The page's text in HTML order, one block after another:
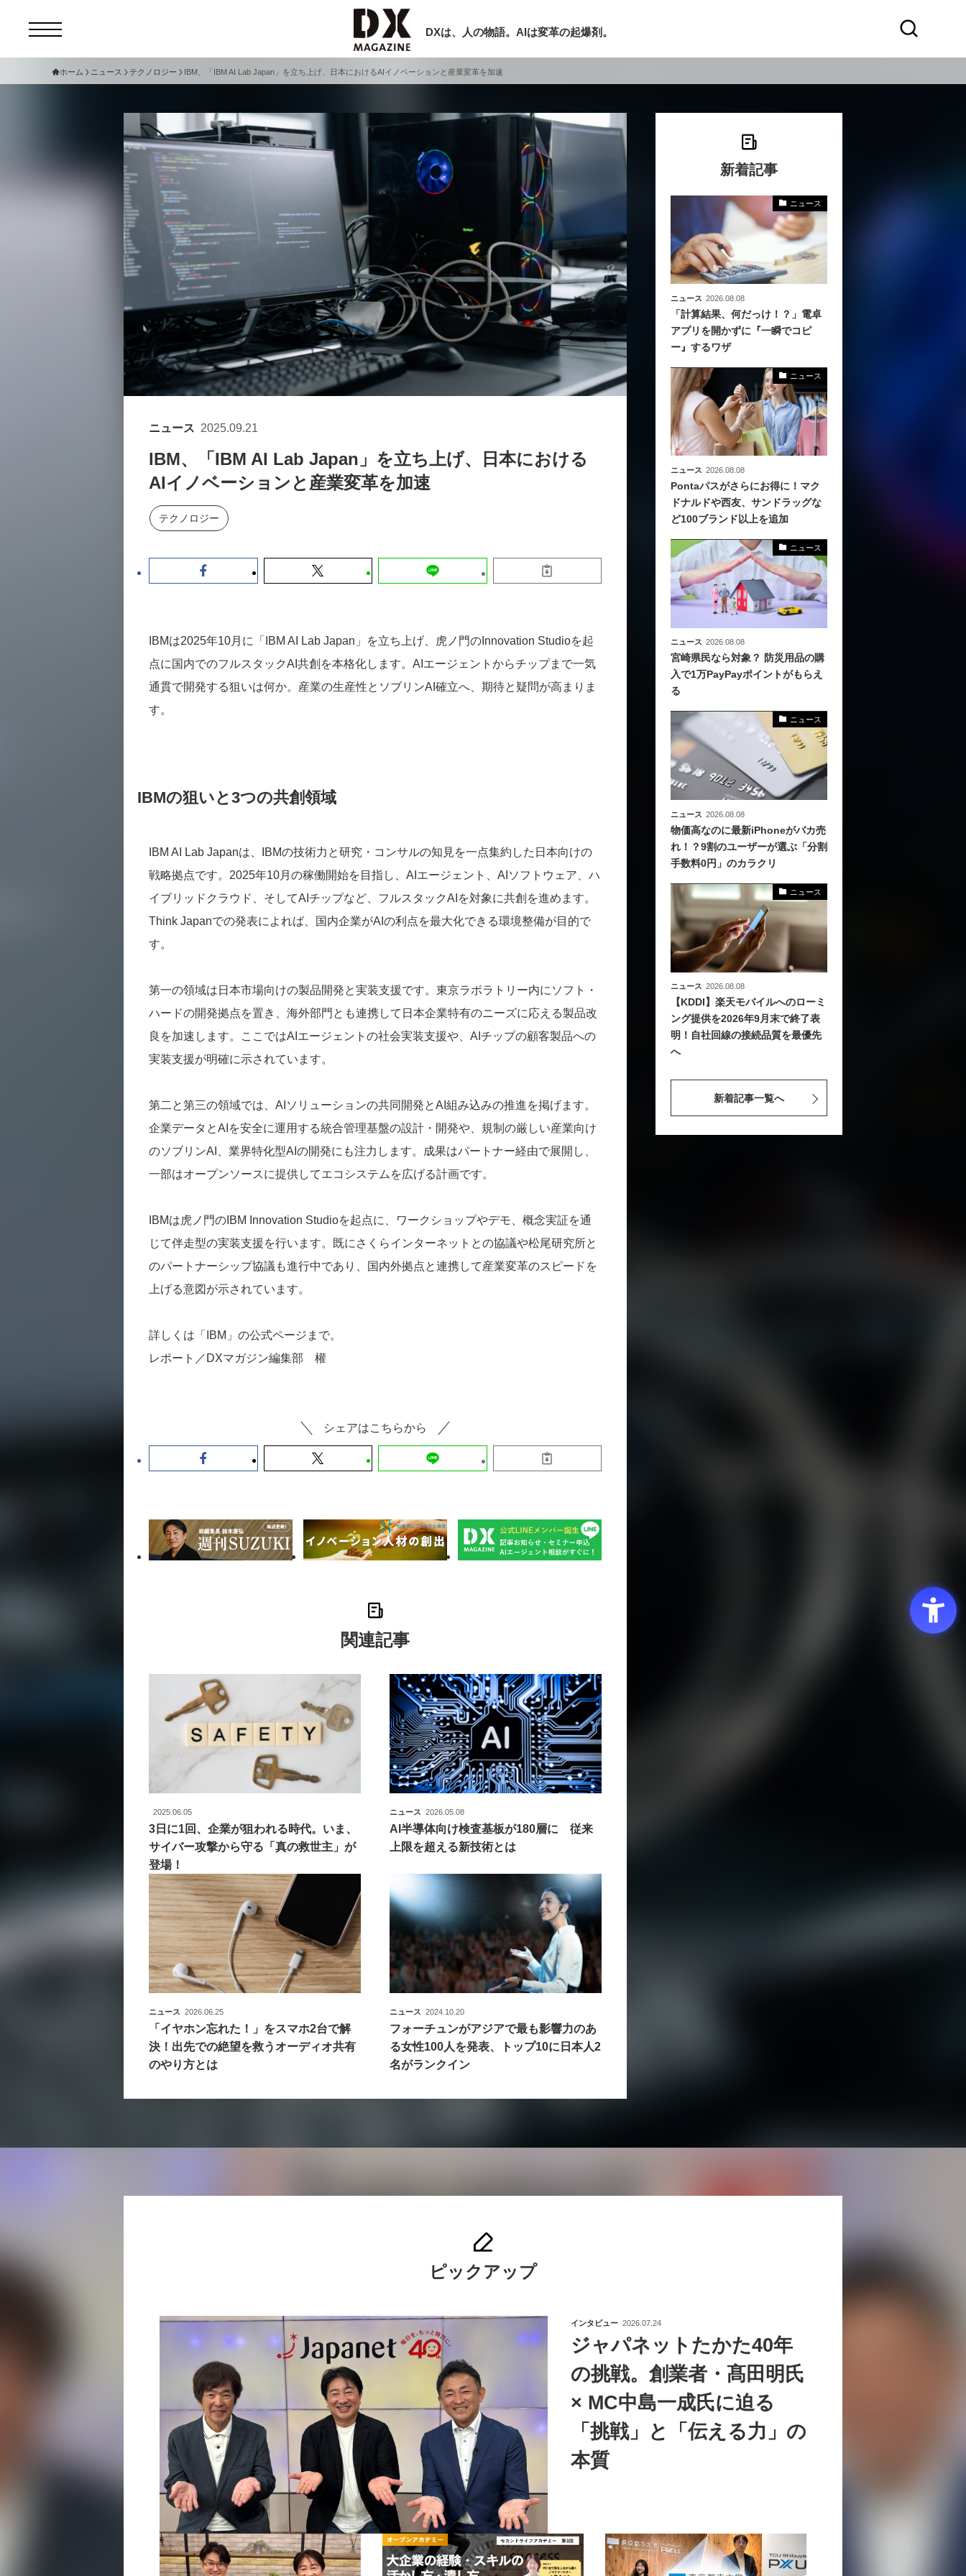
DXは、人の物語。AIは変革の起爆剤。
セミナー ニュース
サービスメニュー 日本オムニチャネル協会
動画
サイトマップ
お問い合わせ
個人情報保護法について
運営会社
採用情報
現在開催予定のセミナー
セミナー
【8/12開催】「イノベーションを数値化
する」～投資される事業の基準と、終活
DX「SouSou」に学ぶ資金調達・巻き込
みのリアル～
2026-06-10
セミナー
【9/30開催】AIで何でもできる時代に、
なぜ「DX人財」というキャリアが求めら
ホーム ニュース テクノロジー IBM、「IBM AI Lab Japan」を立ち上げ、日本におけるAIイノベーションと産業変革を加速
ニュース 2025.09.21
IBM、「IBM AI Lab Japan」を立ち上げ、日本における
AIイノベーションと産業変革を加速
テクノロジー
IBMは2025年10月に「IBM AI Lab Japan」を立ち上げ、虎ノ門のInnovation Studioを起
点に国内でのフルスタックAI共創を本格化します。AIエージェントからチップまで一気
通貫で開発する狙いは何か。産業の生産性とソブリンAI確立へ、期待と疑問が高まりま
す。
IBMの狙いと3つの共創領域
IBM AI Lab Japanは、IBMの技術力と研究・コンサルの知見を一点集約した日本向けの
戦略拠点です。2025年10月の稼働開始を目指し、AIエージェント、AIソフトウェア、ハ
イブリッドクラウド、そしてAIチップなど、フルスタックAIを対象に共創を進めます。
Think Japanでの発表によれば、国内企業がAIの利点を最大化できる環境整備が目的で
す。
第一の領域は日本市場向けの製品開発と実装支援です。東京ラボラトリー内にソフト・
ハードの開発拠点を置き、海外部門とも連携して日本企業特有のニーズに応える製品改
良を加速します。ここではAIエージェントの社会実装支援や、AIチップの顧客製品への
実装支援が明確に示されています。
第二と第三の領域では、AIソリューションの共同開発とAI組み込みの推進を掲げます。
企業データとAIを安全に運用する統合管理基盤の設計・開発や、規制の厳しい産業向け
のソブリンAI、業界特化型AIの開発にも注力します。成果はパートナー経由で展開し、
一部はオープンソースに提供してエコシステムを広げる計画です。
IBMは虎ノ門のIBM Innovation Studioを起点に、ワークショップやデモ、概念実証を通
じて伴走型の実装支援を行います。既にさくらインターネットとの協議や松尾研究所と
のパートナーシップ協議も進行中であり、国内外拠点と連携して産業変革のスピードを
上げる意図が示されています。
詳しくは「IBM」の公式ページまで。
レポート／DXマガジン編集部 權
シェアはこちらから
関連記事
2025.06.05
3日に1回、企業が狙われる時代。いま、
サイバー攻撃から守る「真の救世主」が
登場！
ニュース 2026.05.08
AI半導体向け検査基板が180層に 従来
上限を超える新技術とは
ニュース 2026.06.25
「イヤホン忘れた！」をスマホ2台で解
決！出先での絶望を救うオーディオ共有
のやり方とは
ニュース 2024.10.20
フォーチュンがアジアで最も影響力のあ
る女性100人を発表、トップ10に日本人2
名がランクイン
新着記事
ニュース
ニュース 2026.08.08
「計算結果、何だっけ！？」電卓
アプリを開かずに『一瞬でコピ
ー』するワザ
ニュース
ニュース 2026.08.08
Pontaパスがさらにお得に！マク
ドナルドや西友、サンドラッグな
ど100ブランド以上を追加
ニュース
ニュース 2026.08.08
宮崎県民なら対象？ 防災用品の購
入で1万PayPayポイントがもらえ
る
ニュース
ニュース 2026.08.08
物価高なのに最新iPhoneがバカ売
れ！？9割のユーザーが選ぶ「分割
手数料0円」のカラクリ
ニュース
ニュース 2026.08.08
【KDDI】楽天モバイルへのローミ
ング提供を2026年9月末で終了表
明！自社回線の接続品質を最優先
へ
新着記事一覧へ
ピックアップ
インタビュー 2026.07.24
ジャパネットたかた40年
の挑戦。創業者・髙田明氏
× MC中島一成氏に迫る
「挑戦」と「伝える力」の
本質